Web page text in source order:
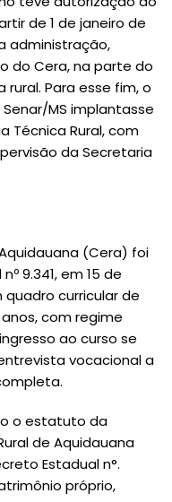
de 1 de janeiro de
administração,
do Cera, na parte do
Para esse fim, o
MS implantasse
Técnica Rural, com
da Secretaria
(Cera) foi
9.341, em 15 de
quadro curricular de
com regime
ao curso se
vocacional a
o estatuto da
de Aquidauana
Estadual n°.
próprio,